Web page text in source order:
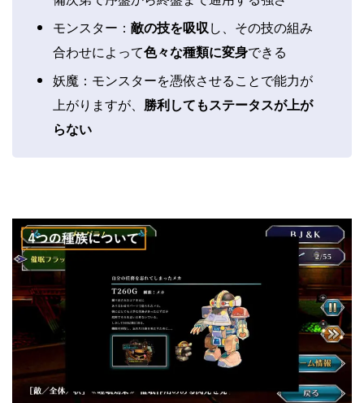
モンスター： 敵の技を吸収し、その技の組み
合わせによって色々な種類に変身できる
妖魔：モンスターを憑依させることで能力が
上がりますが、 勝利してもステータスが上が
らない